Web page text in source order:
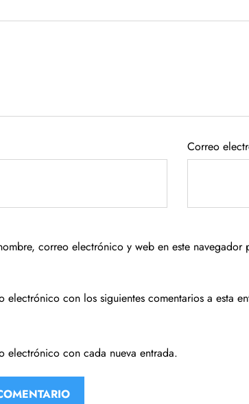
Correo
correo electrónico y web en este navegador
electrónico con los siguientes comentarios a esta
electrónico con cada nueva entrada.